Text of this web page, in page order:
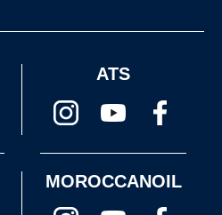
ATS
MOROCCANOIL